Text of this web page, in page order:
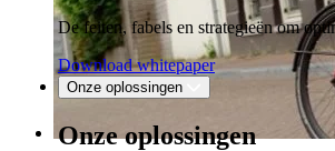
De feiten, fabels en strategieën om
Download whitepaper
Onze oplossingen
Onze oplossingen